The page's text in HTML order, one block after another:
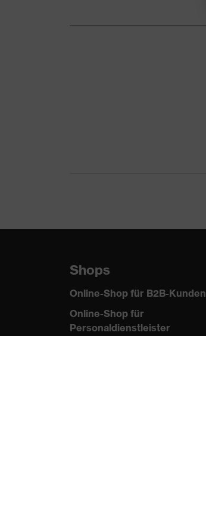
Shops
Online-Shop für B2B-Kunden
Online-Shop für
Personaldienstleister